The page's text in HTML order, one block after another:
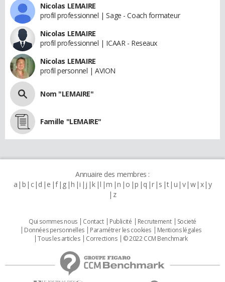
Nicolas LEMAIRE
profil professionnel | Sage - Coach formateur
Nicolas LEMAIRE
profil professionnel | ICAAR - Reseaux
Nicolas LEMAIRE
profil personnel | AVION
Nom "LEMAIRE"
Famille "LEMAIRE"
Annuaire des membres :
a b c d e f g h i j k l m n o p q r s t u v w x y
z
Qui sommes nous Contact Publicité Recrutement
Societé
Données personnelles
Paramétrer les cookies
Mentions légales
Tous les articles
Corrections © 2022 CCM Benchmark